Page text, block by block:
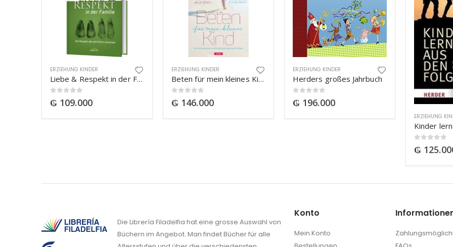
ERZIEHUNG KINDER
Liebe & Respekt in der Familie
0out of 5
₲ 109.000
ERZIEHUNG KINDER
Beten für mein kleines Kind
0out of 5
₲ 146.000
ERZIEHUNG KINDER
Herders großes Jahrbuch
0out of 5
₲ 196.000
ERZIEHUNG
0out of 5
₲
Die Librería Filadelfia hat eine grosse Auswahl von
Büchern im Angebot. Man findet Bücher für alle
Konto
Mein Konto